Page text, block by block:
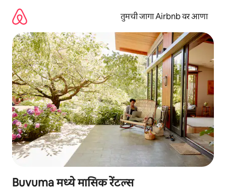
तुमची जागा Airbnb वर आणा
Buvuma मध्ये मासिक रेंटल्स